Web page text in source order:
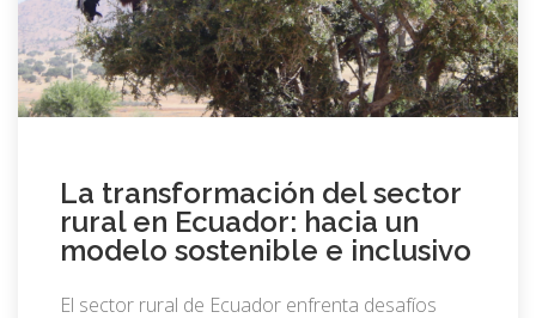
La transformación del sector
rural en Ecuador: hacia un
modelo sostenible e inclusivo
El sector rural de Ecuador enfrenta desafíos